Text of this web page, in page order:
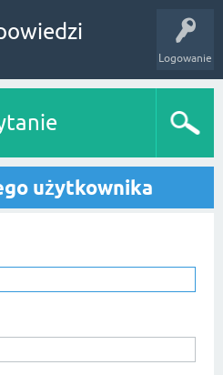
Logowanie
użytkownika